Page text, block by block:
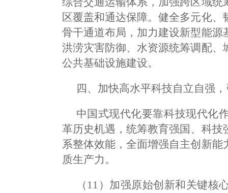
区覆盖和通达保障。健全多元化
骨干通道布局，加力建设新型能
洪涝灾害防御、水资源统筹调配
公共基础设施建设。
四、加快高水平科技自立自强
中国式现代化要靠科技现代化
革历史机遇，统筹教育强国、科
系整体效能，全面增强自主创新
质生产力。
（11）加强原始创新和关键